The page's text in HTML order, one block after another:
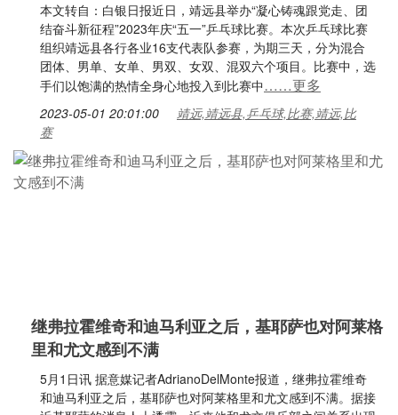
本文转自：白银日报近日，靖远县举办“凝心铸魂跟党走、团
结奋斗新征程”2023年庆“五一”乒乓球比赛。本次乒乓球比赛
组织靖远县各行各业16支代表队参赛，为期三天，分为混合
团体、男单、女单、男双、女双、混双六个项目。比赛中，选
手们以饱满的热情全身心地投入到比赛中……更多
2023-05-01 20:01:00
靖远,靖远县,乒乓球,比赛,靖远,比
赛
继弗拉霍维奇和迪马利亚之后，基耶萨也对阿莱格
里和尤文感到不满
5月1日讯 据意媒记者AdrianoDelMonte报道，继弗拉霍维奇
和迪马利亚之后，基耶萨也对阿莱格里和尤文感到不满。据接